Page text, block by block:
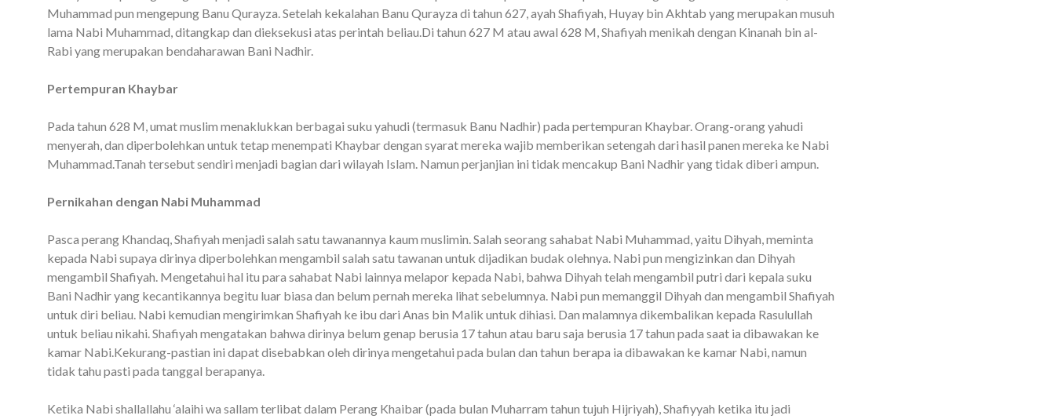
Muhammad pun mengepung Banu Qurayza. Setelah kekalahan Banu Qurayza di tahun 627, ayah Shafiyah, Huyay bin Akhtab yang merupakan musuh
lama Nabi Muhammad, ditangkap dan dieksekusi atas perintah beliau.Di tahun 627 M atau awal 628 M, Shafiyah menikah dengan Kinanah bin al-
Rabi yang merupakan bendaharawan Bani Nadhir.
Pertempuran Khaybar
Pada tahun 628 M, umat muslim menaklukkan berbagai suku yahudi (termasuk Banu Nadhir) pada pertempuran Khaybar. Orang-orang yahudi
menyerah, dan diperbolehkan untuk tetap menempati Khaybar dengan syarat mereka wajib memberikan setengah dari hasil panen mereka ke Nabi
Muhammad.Tanah tersebut sendiri menjadi bagian dari wilayah Islam. Namun perjanjian ini tidak mencakup Bani Nadhir yang tidak diberi ampun.
Pernikahan dengan Nabi Muhammad
Pasca perang Khandaq, Shafiyah menjadi salah satu tawanannya kaum muslimin. Salah seorang sahabat Nabi Muhammad, yaitu Dihyah, meminta
kepada Nabi supaya dirinya diperbolehkan mengambil salah satu tawanan untuk dijadikan budak olehnya. Nabi pun mengizinkan dan Dihyah
mengambil Shafiyah. Mengetahui hal itu para sahabat Nabi lainnya melapor kepada Nabi, bahwa Dihyah telah mengambil putri dari kepala suku
Bani Nadhir yang kecantikannya begitu luar biasa dan belum pernah mereka lihat sebelumnya. Nabi pun memanggil Dihyah dan mengambil Shafiyah
untuk diri beliau. Nabi kemudian mengirimkan Shafiyah ke ibu dari Anas bin Malik untuk dihiasi. Dan malamnya dikembalikan kepada Rasulullah
untuk beliau nikahi. Shafiyah mengatakan bahwa dirinya belum genap berusia 17 tahun atau baru saja berusia 17 tahun pada saat ia dibawakan ke
kamar Nabi.Kekurang-pastian ini dapat disebabkan oleh dirinya mengetahui pada bulan dan tahun berapa ia dibawakan ke kamar Nabi, namun
tidak tahu pasti pada tanggal berapanya.
Ketika Nabi shallallahu ‘alaihi wa sallam terlibat dalam Perang Khaibar (pada bulan Muharram tahun tujuh Hijriyah), Shafiyyah ketika itu jadi